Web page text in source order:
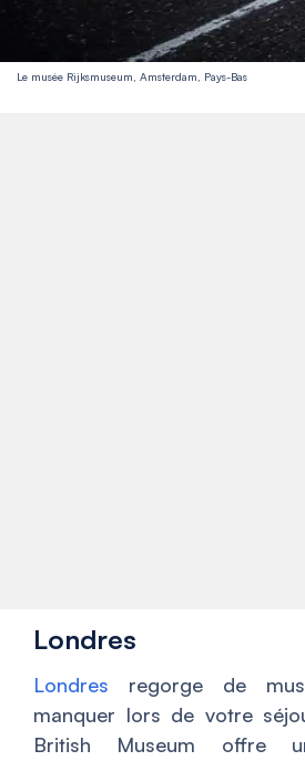
Le musée Rijksmuseum, Amsterdam, Pays-Bas
Londres
Londres regorge de
manquer lors de votre
British Museum offre